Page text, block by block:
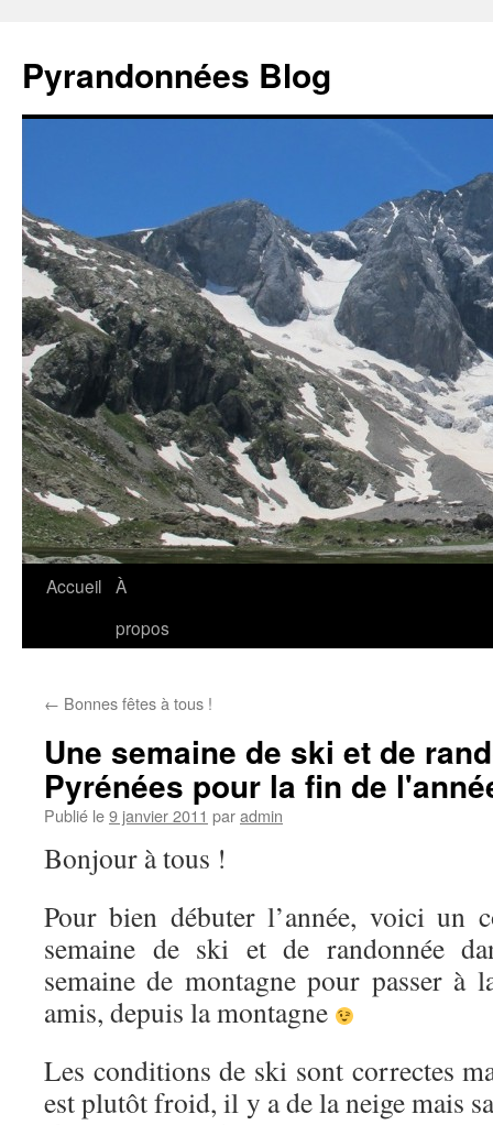
contenu
Pyrandonnées Blog
Accueil À
propos
← Bonnes fêtes à tous !
Une semaine de ski et de
Pyrénées pour la fin de
Publié le9 janvier 2011 paradmin
Bonjour à tous !
Pour bien débuter l’année, voici un
semaine de ski et de randonnée
semaine de montagne pour passer à
amis, depuis la montagne
Les conditions de ski sont correctes
est plutôt froid, il y a de la neige mais